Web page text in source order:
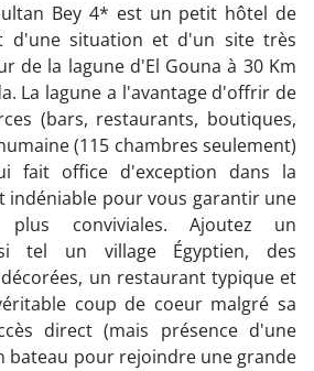
Bey 4* est un petit hôtel de
d'une situation et d'un site très
de la lagune d'El Gouna à 30 Km
La lagune a l'avantage d'offrir de
(bars, restaurants, boutiques,
(115 chambres seulement)
fait office d'exception dans la
indéniable pour vous garantir une
plus conviviales. Ajoutez un
tel un village Égyptien, des
un restaurant typique et
coup de coeur malgré sa
direct (mais présence d'une
bateau pour rejoindre une grande